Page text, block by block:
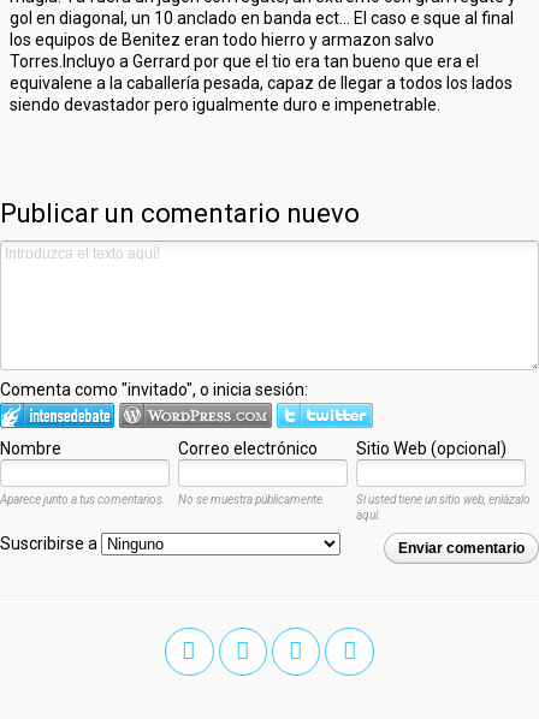
gol en diagonal, un 10 anclado en banda ect... El caso e sque al final
los equipos de Benitez eran todo hierro y armazon salvo
Torres.Incluyo a Gerrard por que el tio era tan bueno que era el
equivalene a la caballería pesada, capaz de llegar a todos los lados
siendo devastador pero igualmente duro e impenetrable.
Publicar un comentario nuevo
Comenta como "invitado", o inicia sesión:
Nombre Correo electrónico Sitio Web (opcional)
Aparece junto a tus comentarios. No se muestra públicamente.
Si usted tiene un sitio web, enlázalo
aquí.
Enviar comentario
Suscribirse a